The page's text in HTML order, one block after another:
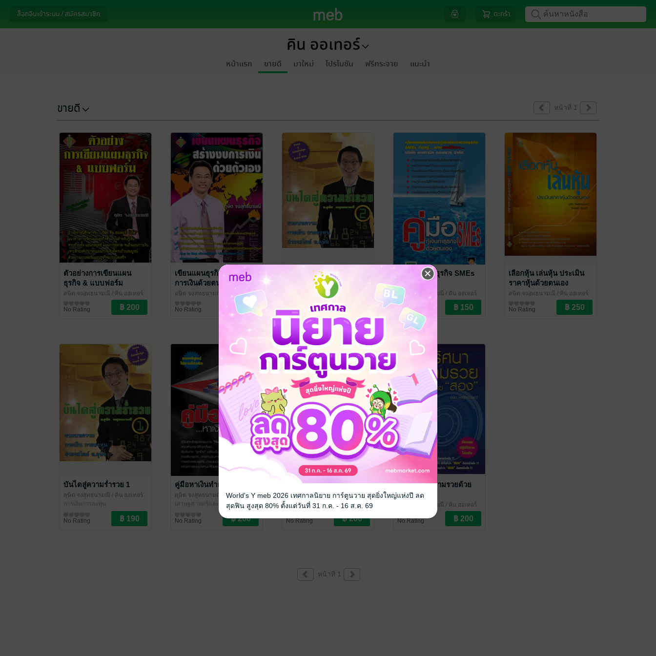
ล็อกอินเข้าระบบ / สมัครสมาชิก ตะกร้า
คิน ออเทอร์
หน้าแรก ขายดี มาใหม่ โปรโมชัน ฟรีกระจาย แนะนำ
ขายดี หน้าที่ 1
ตัวอย่างการเขียนแผน
ธุรกิจ & แบบฟอร์ม
ดุษิต จงสุทธนามณี / คิน ออเทอร์
No Rating
เขียนแผนธุรกิจ สร้างงบ
การเงินด้วยตนเอง
ดุษิต จงสุทธนามณี
/ คิน ออเทอร์
No Rating
บันไดสู่ความร่ำรวย 2
ดุษิต จงสุทธนามณี/ คิน ออเทอร์
การเงินการลงทุน
No Rating
คู่มือกู้เงินทำธุรกิจ SMEs
ด้วยตนเอง
ดุษิต จงสุทธนามณี / คิน ออเทอร์
เศรษฐศาสตร์และธุรกิจ
No Rating
เลือกหุ้น เล่นหุ้น ประเมิน
ราคาหุ้นด้วยตนเอง
ดุษิต จงสุทธนามณี / คิน ออเทอร์
No Rating
บันไดสู่ความร่ำรวย 1
ดุษิต จงสุทธนามณี / คิน ออเทอร์
การเงินการลงทุน
No Rating
คู่มือหาเงินทำธุรกิจ
ดุษิต จงสุทธนามณี
/ คิน ออเทอร์
เศรษฐศาสตร์และธุรกิจ
No Rating
สร้าง...วิเคราะห์...งบ
กระแสเงินสดด้วยตนเอง
ดุษิต จงสุทธนามณี / คิน ออเทอร์
No Rating
ไขปริศนาความรวยด้วย
เลข "สอง"
ดุษิต จงสุทธนามณี / คิน ออเทอร์
การเงินการลงทุน
No Rating
หน้าที่ 1
World's Y meb 2026 เทศกาลนิยาย การ์ตูนวาย สุดยิ่งใหญ่แห่งปี ลด
สุดฟิน สูงสุด 80% ตั้งแต่วันที่ 31 ก.ค. - 16 ส.ค. 69